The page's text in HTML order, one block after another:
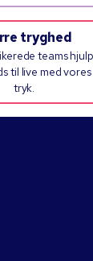
tryghed
teams
til live med
tryk.